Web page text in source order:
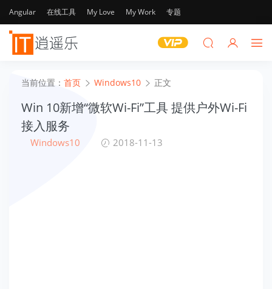
Angular 在线工具 My Love My Work 专题
当前位置： 首页 Windows10 正文
Win 10新增“微软Wi-Fi”工具 提供户外Wi-Fi
接入服务
Windows10 2018-11-13